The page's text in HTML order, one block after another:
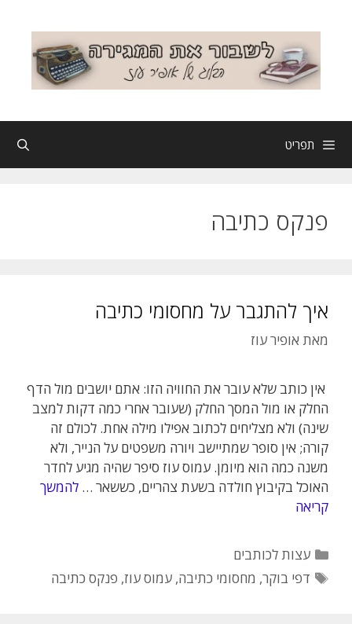
תפריט
פנקס כתיבה
איך להתגבר על מחסומי כתיבה
מאת אופיר עוז
אין כותב שלא עובר את החוויה הזו: אתם יושבים מול הדף
החלק או מול המסך החלק (שעובר אחרי כמה דקות למצב
שינה) ולא מצליחים לכתוב אפילו מילה אחת. לכולם זה
קורה; אין סופר שמתיישב ויורה משפטים על הנייר, ולא
משנה כמה הוא מיומן. עמוס עוז סיפר שהיה מגיע לחדר
האוכל בקיבוץ חולדה בשעת צהריים, כששאר … להמשך
קריאה
קטגוריות
עצות לכותבים
תגיות
דפי בוקר, מחסומי כתיבה,עמוס עוז, פנקס כתיבה